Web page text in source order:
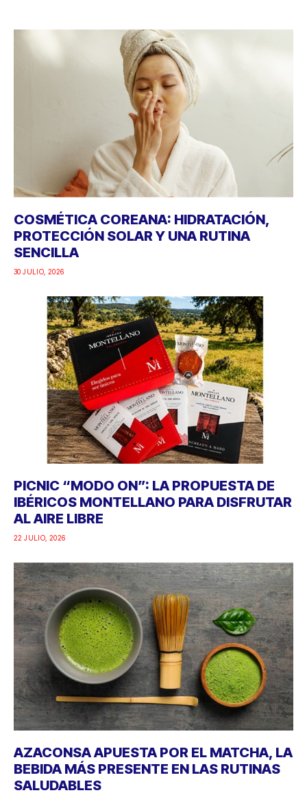
COSMÉTICA COREANA: HIDRATACIÓN,
PROTECCIÓN SOLAR Y UNA RUTINA
SENCILLA
30 JULIO, 2026
PICNIC “MODO ON”: LA PROPUESTA DE
IBÉRICOS MONTELLANO PARA DISFRUTAR
AL AIRE LIBRE
22 JULIO, 2026
AZACONSA APUESTA POR EL MATCHA, LA
BEBIDA MÁS PRESENTE EN LAS RUTINAS
SALUDABLES